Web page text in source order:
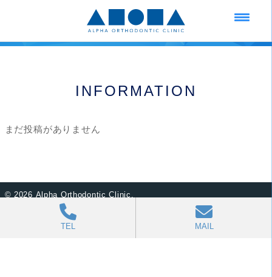
INFORMATION
まだ投稿がありません
© 2026 Alpha Orthodontic Clinic.
TEL MAIL